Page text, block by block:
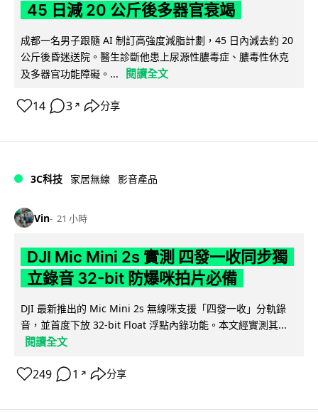
45 日減 20 公斤後多器官衰竭
成都一名男子跟隨 AI 制訂高強度減脂計劃，45 日內減去約 20
公斤後昏迷送院。醫生診斷他患上尿源性膿毒症、膿毒性休克
及多器官功能障礙。...
閱讀全文
14 3 ↗ 分享
3C科技 家居無線 影音產品
Vin 21 小時
DJI Mic Mini 2s 實測 四發一收同步獨
立錄音 32-bit 防爆咪拍片必備
DJI 最新推出的 Mic Mini 2s 無線咪支援「四發一收」分軌錄
音，並首度下放 32-bit Float 浮點內錄功能。本文經實測其...
閱讀全文
249 1 ↗ 分享